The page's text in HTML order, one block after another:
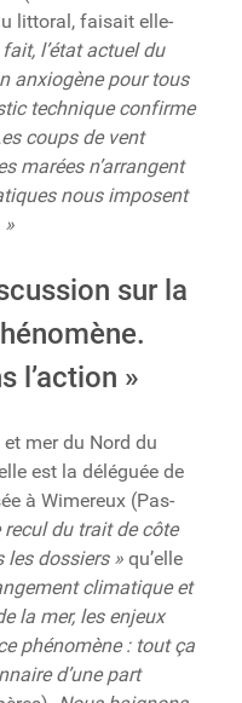
littoral, faisait elle-
fait, l’état actuel du
anxiogène pour tous
technique confirme
coups de vent
marées n’arrangent
nous imposent
»
sur la
l’action »
mer du Nord du
est la déléguée de
à Wimereux (Pas-
recul du trait de côte
les dossiers » qu’elle
climatique et
la mer, les enjeux
phénomène : tout ça
d’une part